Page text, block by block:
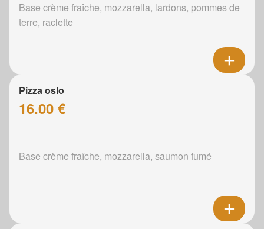
Base crème fraîche, mozzarella, lardons, pommes de
terre, raclette
Pizza oslo
16.00 €
Base crème fraîche, mozzarella, saumon fumé